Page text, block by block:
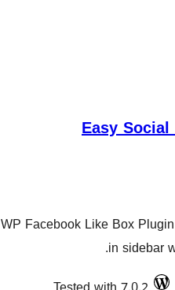
Easy
WP Facebook Like Box
in sidebar